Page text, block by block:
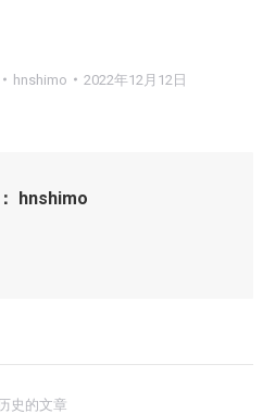
hnshimo 2022年12月12日
hnshimo
历史的文章